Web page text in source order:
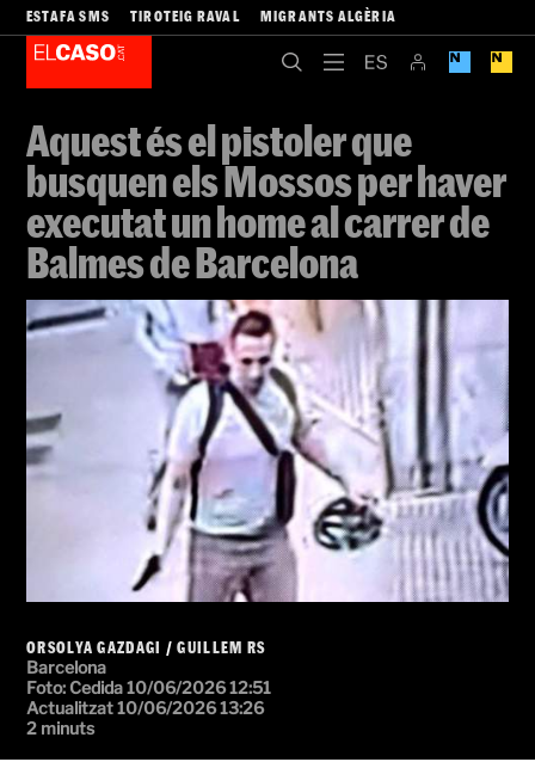
ESTAFA SMS TIROTEIG RAVAL MIGRANTS ALGÈRIA
Aquest és el pistoler que
busquen els Mossos per haver
executat un home al carrer de
Balmes de Barcelona
ORSOLYA GAZDAGI /GUILLEM RS
Barcelona
Foto: Cedida10/06/2026 12:51
Actualitzat 10/06/2026 13:26
2 minuts